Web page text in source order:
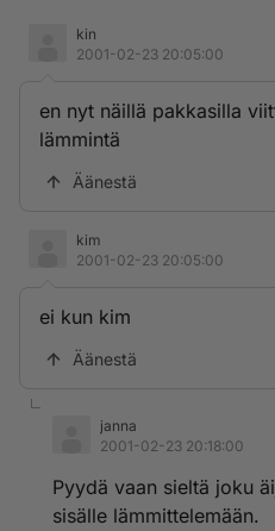
kin
2001-02-23 20:05:00
en nyt näillä pakkasilla
lämmintä
Äänestä
kim
2001-02-23 20:05:00
ei kun kim
Äänestä
janna
2001-02-23 20:18:00
Pyydä vaan sieltä joku
sisälle lämmittelemään.